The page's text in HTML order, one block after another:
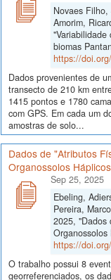
Novaes
Amorim,
biomas
https://
Dados provenientes de
transecto de 210 km
1415 pontos e 1780
com GPS. Em cada um
amostras de solo...
Dados de "Atributos
Organossolos
Sep 25, 2025
Ebeling,
Pereira,
2025, "Dados
https://
O trabalho possui 8
georreferenciados, os